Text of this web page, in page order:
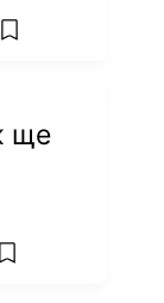
add favorites
ще
add favorites